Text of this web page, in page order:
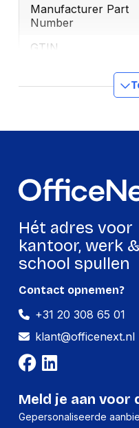
Manufacturer Part
Number
GTIN
Productformaat
Gewicht
Verpakking
Per stuk
Hoeveelheid:
Breedte:
Hoogte:
Lengte:
Gewicht:
Hét adres voor
kantoor, werk &
school spullen
Contact opnemen?
+31 20 308 65 01
klant@officenext.nl
Meld je aan voor
Gepersonaliseerde